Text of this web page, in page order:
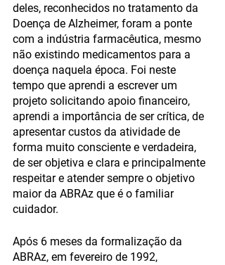
deles, reconhecidos no tratamento da
Doença de Alzheimer, foram a ponte
com a indústria farmacêutica, mesmo
não existindo medicamentos para a
doença naquela época. Foi neste
tempo que aprendi a escrever um
projeto solicitando apoio financeiro,
aprendi a importância de ser crítica, de
apresentar custos da atividade de
forma muito consciente e verdadeira,
de ser objetiva e clara e principalmente
respeitar e atender sempre o objetivo
maior da ABRAz que é o familiar
cuidador.
Após 6 meses da formalização da
ABRAz, em fevereiro de 1992,